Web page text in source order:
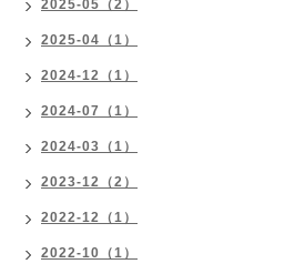
2025-05（2）
2025-04（1）
2024-12（1）
2024-07（1）
2024-03（1）
2023-12（2）
2022-12（1）
2022-10（1）